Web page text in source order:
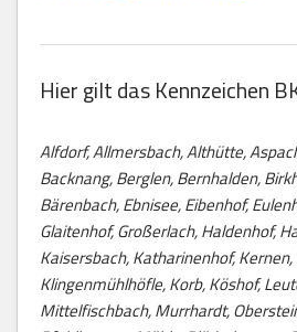
Hier gilt das Kennzeichen
Alfdorf, Allmersbach, Althütte,
Backnang, Berglen, Bernhalden,
Bärenbach, Ebnisee, Eibenhof,
Glaitenhof, Großerlach, Haldenhof,
Kaisersbach, Katharinenhof,
Klingenmühlhöfle, Korb, Köshof,
Mittelfischbach, Murrhardt,